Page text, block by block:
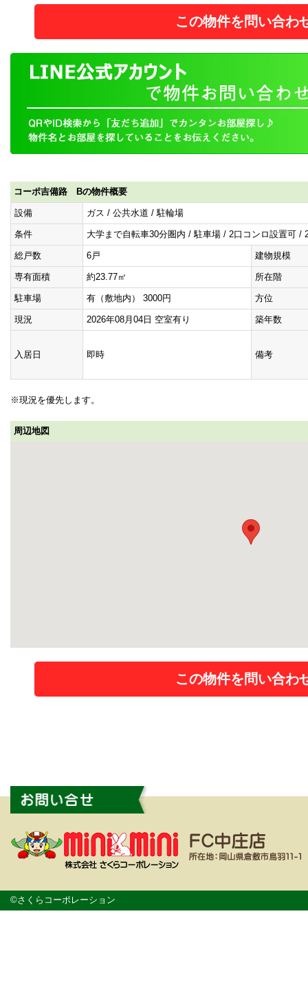
この物件を問い合わ
コーポ吉備路 Bの物件概要
設備 ガス / 公共水道 / 駐輪場
条件 大学まで自転車30分圏内 / 駐車場 / 2口コンロ設置可 /
総戸数 6戸 建物規模
専有面積 約23.77㎡ 所在階
駐車場 有（敷地内） 3000円 方位
現況 2026年08月04日 空室有り 築年数
入居日 即時 備考
※現況を優先します。
周辺地図
この物件を問い合わ
©さくらコーポレーション